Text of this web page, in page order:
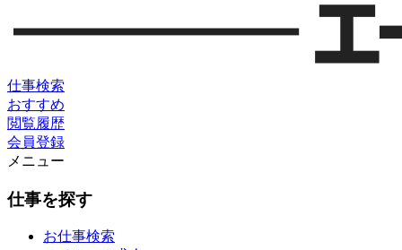
仕事検索
おすすめ
閲覧履歴
会員登録
メニュー
仕事を探す
お仕事検索